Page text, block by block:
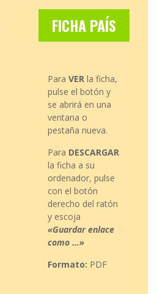
FICHA PAÍS
Para VER la ficha,
pulse el botón y
se abrirá en una
ventana o
pestaña nueva.
Para DESCARGAR
la ficha a su
ordenador, pulse
con el botón
derecho del ratón
y escoja
«Guardar enlace
como …»
Formato: PDF